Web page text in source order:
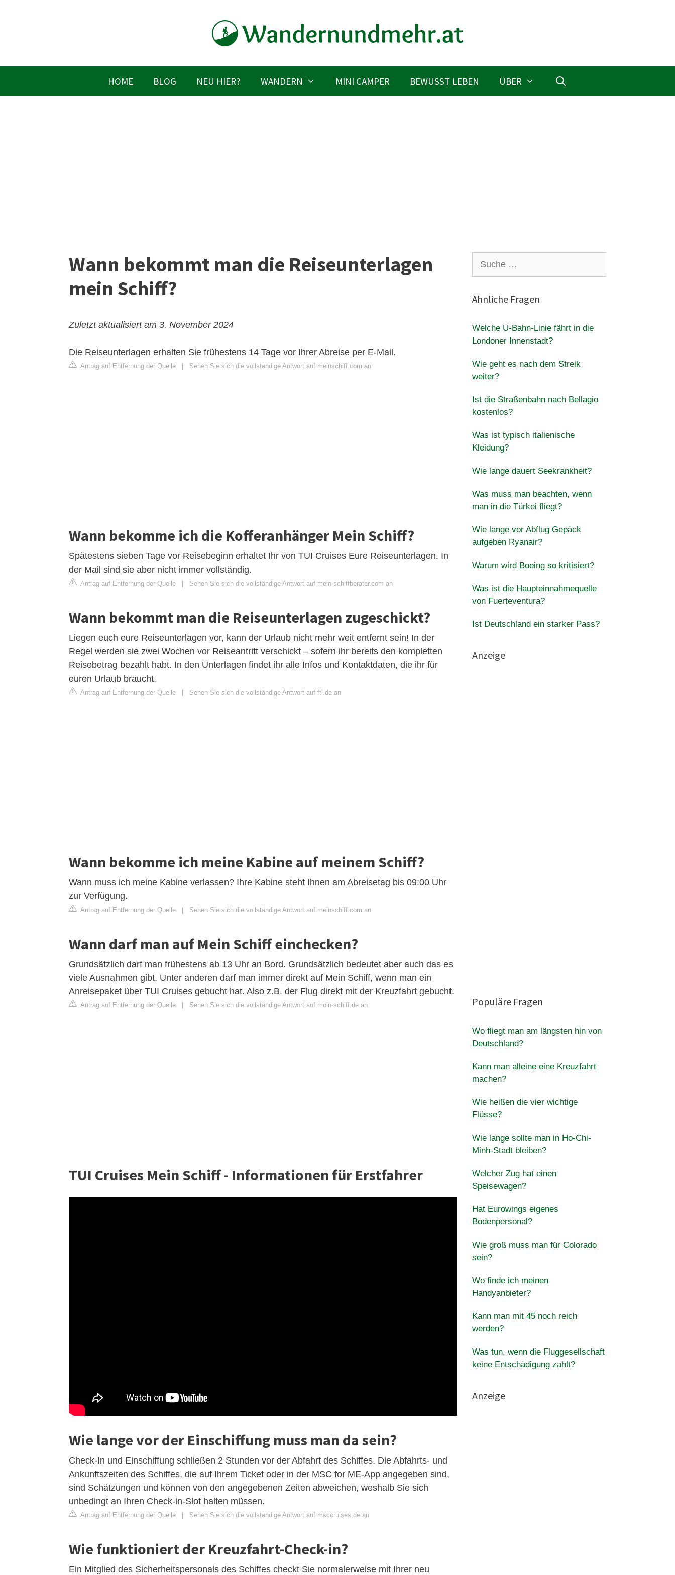
HOME BLOG NEU HIER? WANDERN MINI CAMPER BEWUSST LEBEN ÜBER
Wann bekommt man die Reiseunterlagen
mein Schiff?
Zuletzt aktualisiert am 3. November 2024
Die Reiseunterlagen erhalten Sie frühestens 14 Tage vor Ihrer Abreise per E-Mail.
Antrag auf Entfernung der Quelle Sehen Sie sich die vollständige Antwort auf meinschiff.com an
Wann bekomme ich die Kofferanhänger Mein Schiff?
Spätestens sieben Tage vor Reisebeginn erhaltet Ihr von TUI Cruises Eure Reiseunterlagen. In
der Mail sind sie aber nicht immer vollständig.
Antrag auf Entfernung der Quelle Sehen Sie sich die vollständige Antwort auf mein-schiffberater.com an
Wann bekommt man die Reiseunterlagen zugeschickt?
Liegen euch eure Reiseunterlagen vor, kann der Urlaub nicht mehr weit entfernt sein! In der
Regel werden sie zwei Wochen vor Reiseantritt verschickt – sofern ihr bereits den kompletten
Reisebetrag bezahlt habt. In den Unterlagen findet ihr alle Infos und Kontaktdaten, die ihr für
euren Urlaub braucht.
Antrag auf Entfernung der Quelle Sehen Sie sich die vollständige Antwort auf fti.de an
Wann bekomme ich meine Kabine auf meinem Schiff?
Wann muss ich meine Kabine verlassen? Ihre Kabine steht Ihnen am Abreisetag bis 09:00 Uhr
zur Verfügung.
Antrag auf Entfernung der Quelle Sehen Sie sich die vollständige Antwort auf meinschiff.com an
Wann darf man auf Mein Schiff einchecken?
Grundsätzlich darf man frühestens ab 13 Uhr an Bord. Grundsätzlich bedeutet aber auch das es
viele Ausnahmen gibt. Unter anderen darf man immer direkt auf Mein Schiff, wenn man ein
Anreisepaket über TUI Cruises gebucht hat. Also z.B. der Flug direkt mit der Kreuzfahrt gebucht.
Antrag auf Entfernung der Quelle Sehen Sie sich die vollständige Antwort auf moin-schiff.de an
TUI Cruises Mein Schiff - Informationen für Erstfahrer
Wie lange vor der Einschiffung muss man da sein?
Check-In und Einschiffung schließen 2 Stunden vor der Abfahrt des Schiffes. Die Abfahrts- und
Ankunftszeiten des Schiffes, die auf Ihrem Ticket oder in der MSC for ME-App angegeben sind,
sind Schätzungen und können von den angegebenen Zeiten abweichen, weshalb Sie sich
unbedingt an Ihren Check-in-Slot halten müssen.
Antrag auf Entfernung der Quelle | Sehen Sie sich die vollständige Antwort auf msccruises.de an
Wie funktioniert der Kreuzfahrt-Check-in?
Ein Mitglied des Sicherheitspersonals des Schiffes checkt Sie normalerweise mit Ihrer neu
nach:
Ähnliche Fragen
Welche U-Bahn-Linie fährt in die
Londoner Innenstadt?
Wie geht es nach dem Streik
weiter?
Ist die Straßenbahn nach Bellagio
kostenlos?
Was ist typisch italienische
Kleidung?
Wie lange dauert Seekrankheit?
Was muss man beachten, wenn
man in die Türkei fliegt?
Wie lange vor Abflug Gepäck
aufgeben Ryanair?
Warum wird Boeing so kritisiert?
Was ist die Haupteinnahmequelle
von Fuerteventura?
Ist Deutschland ein starker Pass?
Anzeige
Populäre Fragen
Wo fliegt man am längsten hin von
Deutschland?
Kann man alleine eine Kreuzfahrt
machen?
Wie heißen die vier wichtige
Flüsse?
Wie lange sollte man in Ho-Chi-
Minh-Stadt bleiben?
Welcher Zug hat einen
Speisewagen?
Hat Eurowings eigenes
Bodenpersonal?
Wie groß muss man für Colorado
sein?
Wo finde ich meinen
Handyanbieter?
Kann man mit 45 noch reich
werden?
Was tun, wenn die Fluggesellschaft
keine Entschädigung zahlt?
Anzeige